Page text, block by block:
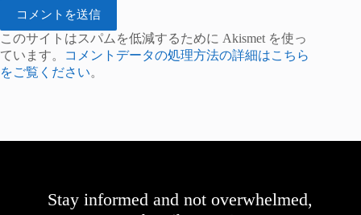
コメントを送信
このサイトはスパムを低減するために Akismet を使っ
ています。
コメントデータの処理方法の詳細はこちら
をご覧ください。
Stay informed and not overwhelmed,